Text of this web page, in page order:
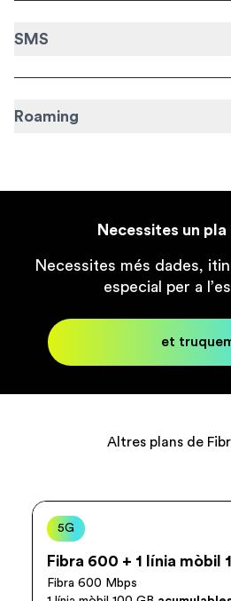
SMS
Roaming
Necessites un
Necessites més dades,
especial per a
et
Altres plans de
5G
Fibra 600 + 1 línia mòbil
Fibra 600 Mbps